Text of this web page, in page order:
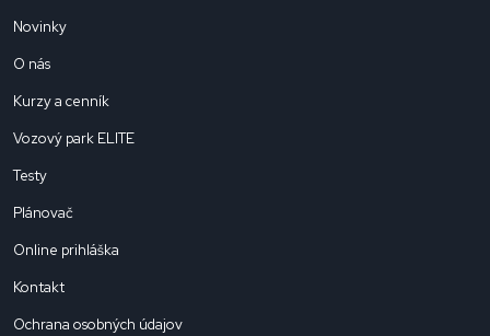
Novinky
O nás
Kurzy a cenník
Vozový park ELITE
Testy
Plánovač
Online prihláška
Kontakt
Ochrana osobných údajov